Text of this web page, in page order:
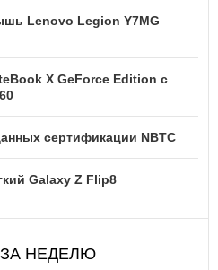
Lenovo Legion Y7MG
X GeForce Edition с
сертификации NBTC
Galaxy Z Flip8
НЕДЕЛЮ